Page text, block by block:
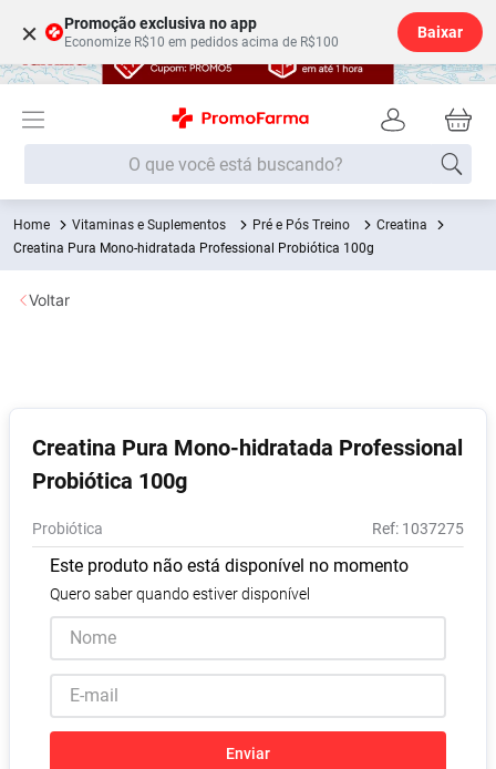
× Promoção exclusiva no app
Economize R$10 em pedidos acima de R$100
Baixar
O que você está buscando?
Vitaminas e Suplementos Pré e Pós Treino
Creatina
Creatina Pura Mono-hidratada Professional Probiótica 100g
Creatina Pura Mono-hidratada Professional
Probiótica 100g
Probiótica : 1037275
Este produto não está disponível no momento
Quero saber quando estiver disponível
Enviar
Voltar
Termos mais buscados
1º Fralda
2
6º Shampoo
7º Desodorante
8º Absorvente
9º Vitamina D
10º Lavitan